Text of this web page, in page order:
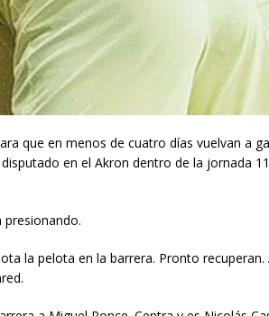
que en menos de cuatro días vuelvan a
en el Akron dentro de la jornada
presionando.
la pelota en la barrera. Pronto recuperan.